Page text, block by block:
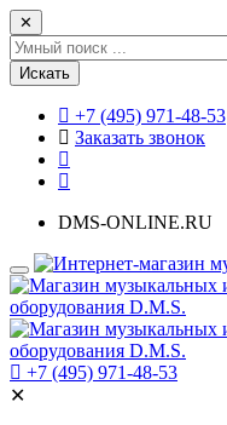
✕
Искать
+7 (495) 971-48-53
Заказать звонок
DMS-ONLINE.RU
+7 (495) 971-48-53
✕